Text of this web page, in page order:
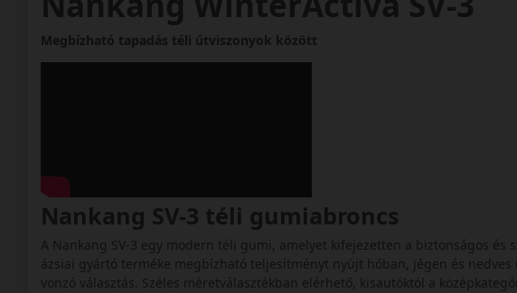
Megbízható tapadás téli útviszonyok között
Nankang SV-3 téli gumiabroncs
A Nankang SV-3 egy modern téli gumi, amelyet kifejezetten a biztonságos és
ázsiai gyártó terméke megbízható teljesítményt nyújt hóban, jégen és
vonzó választás. Széles méretválasztékban elérhető, kisautóktól a